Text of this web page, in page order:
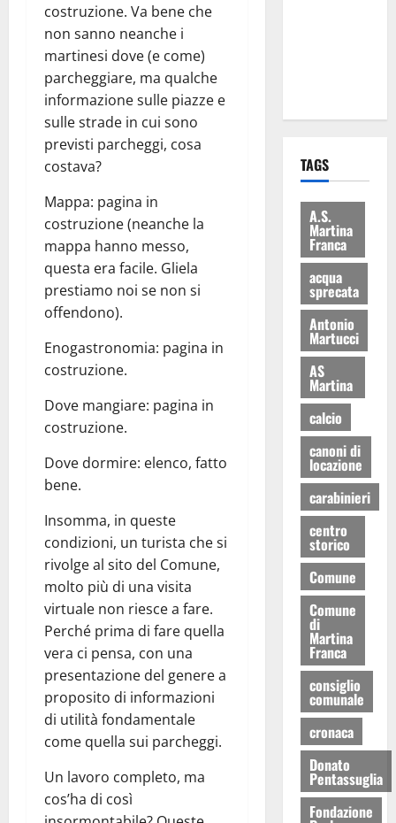
costruzione. Va bene che
non sanno neanche i
martinesi dove (e come)
parcheggiare, ma qualche
informazione sulle piazze e
sulle strade in cui sono
previsti parcheggi, cosa
costava?
Mappa: pagina in
costruzione (neanche la
mappa hanno messo,
questa era facile. Gliela
prestiamo noi se non si
offendono).
Enogastronomia: pagina in
costruzione.
Dove mangiare: pagina in
costruzione.
Dove dormire: elenco, fatto
bene.
Insomma, in queste
condizioni, un turista che si
rivolge al sito del Comune,
molto più di una visita
virtuale non riesce a fare.
Perché prima di fare quella
vera ci pensa, con una
presentazione del genere a
proposito di informazioni
di utilità fondamentale
come quella sui parcheggi.
Un lavoro completo, ma
cos’ha di così
TAGS
A.S.
Martina
Franca
acqua
sprecata
Antonio
Martucci
AS
Martina
calcio
canoni di
locazione
carabinieri
centro
storico
Comune
Comune
di
Martina
Franca
consiglio
comunale
cronaca
Donato
Pentassuglia
Fondazione